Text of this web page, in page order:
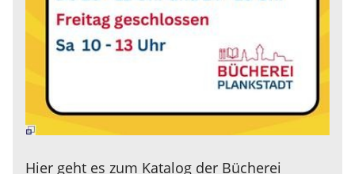
Hier geht es zum Katalog der Bücherei